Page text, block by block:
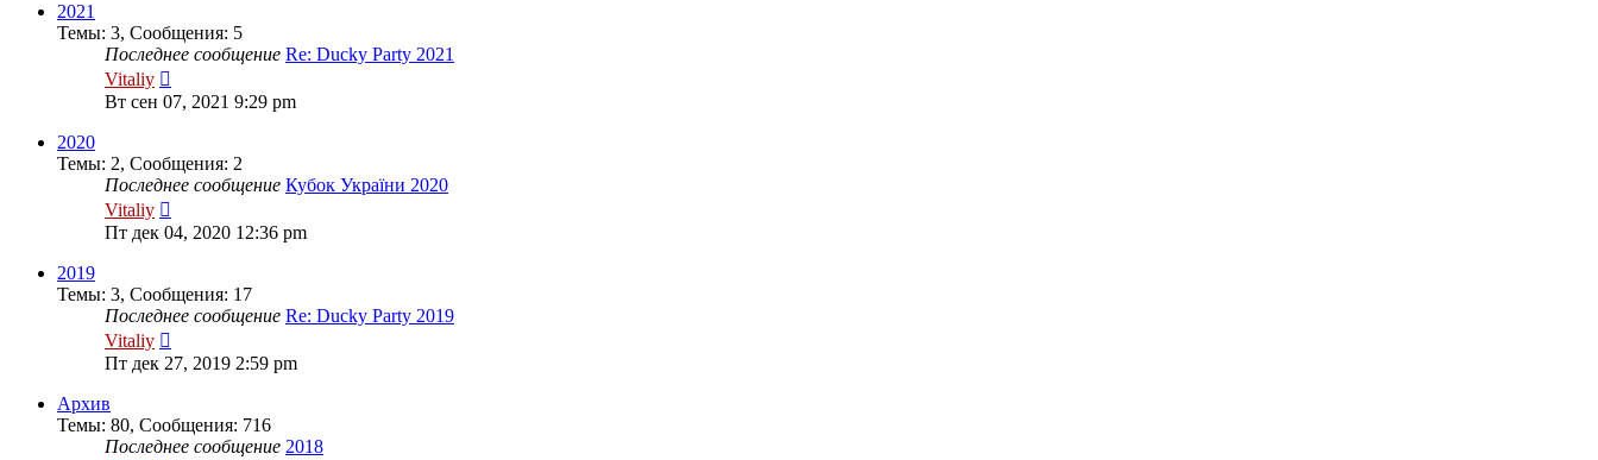
2021
Темы: 3, Сообщения: 5
Последнее сообщение Re: Ducky Party 2021
Vitaliy
к
последнему
Вт сен 07, 2021 9:29 pm
2020
Темы: 2, Сообщения: 2
Последнее сообщение Кубок України 2020
Vitaliy
к
последнему
Пт дек 04, 2020 12:36 pm
2019
Темы: 3, Сообщения: 17
Последнее сообщение Re: Ducky Party 2019
Vitaliy
к
последнему
Пт дек 27, 2019 2:59 pm
Архив
Темы: 80, Сообщения: 716
Последнее сообщение 2018